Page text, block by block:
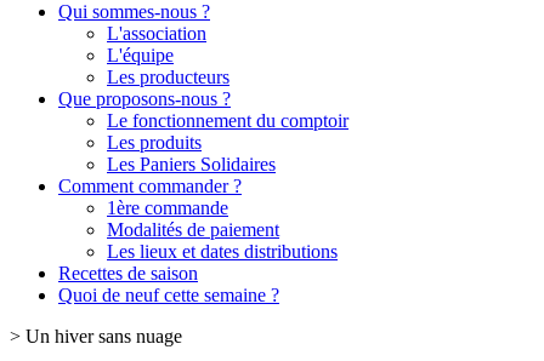
Qui sommes-nous ?
L'association
L'équipe
Les producteurs
Que proposons-nous ?
Le fonctionnement du comptoir
Les produits
Les Paniers Solidaires
Comment commander ?
1ère commande
Modalités de paiement
Les lieux et dates distributions
Recettes de saison
Quoi de neuf cette semaine ?
> Un hiver sans nuage